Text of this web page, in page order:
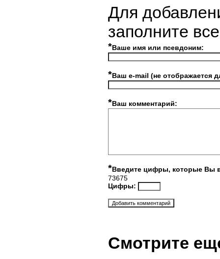
Для
заполните
*Ваше имя или псевдоним:
*Ваш e-mail (не отображается
*Ваш комментарий:
*Введите цифры, которые Вы
73675
Цифры:
Смотрите